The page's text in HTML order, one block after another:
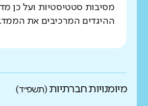
מסיבות סטטיסטיות ועל כן
ההיגדים המרכיבים את הממד.
מיומנויות חברתיות (תשפ״ד)